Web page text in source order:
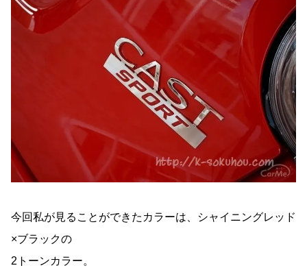
今回私が見ることができたカラーは、シャイニングレッド
×ブラックの
2トーンカラー。